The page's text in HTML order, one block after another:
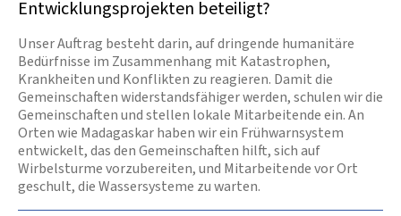
Entwicklungsprojekten beteiligt?
Unser Auftrag besteht darin, auf dringende humanitäre
Bedürfnisse im Zusammenhang mit Katastrophen,
Krankheiten und Konflikten zu reagieren. Damit die
Gemeinschaften widerstandsfähiger werden, schulen wir die
Gemeinschaften und stellen lokale Mitarbeitende ein. An
Orten wie Madagaskar haben wir ein Frühwarnsystem
entwickelt, das den Gemeinschaften hilft, sich auf
Wirbelsturme vorzubereiten, und Mitarbeitende vor Ort
geschult, die Wassersysteme zu warten.